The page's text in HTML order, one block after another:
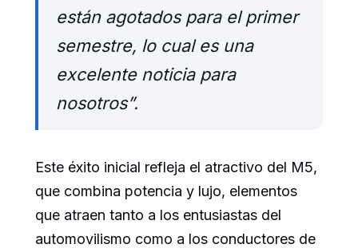
están agotados para el primer
semestre, lo cual es una
excelente noticia para
nosotros”.
Este éxito inicial refleja el atractivo del M5,
que combina potencia y lujo, elementos
que atraen tanto a los entusiastas del
automovilismo como a los conductores de